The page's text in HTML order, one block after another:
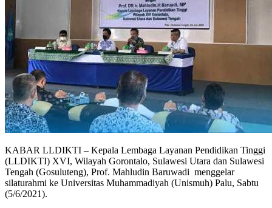
KABAR LLDIKTI – Kepala Lembaga Layanan Pendidikan Tinggi
(LLDIKTI) XVI, Wilayah Gorontalo, Sulawesi Utara dan Sulawesi
Tengah (Gosuluteng), Prof. Mahludin Baruwadi menggelar
silaturahmi ke Universitas Muhammadiyah (Unismuh) Palu, Sabtu
(5/6/2021).